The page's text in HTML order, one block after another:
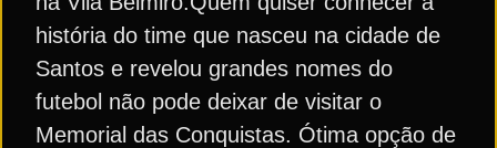
história do time que nasceu na cidade de
Santos e revelou grandes nomes do
futebol não pode deixar de visitar o
Memorial das Conquistas. Ótima opção de